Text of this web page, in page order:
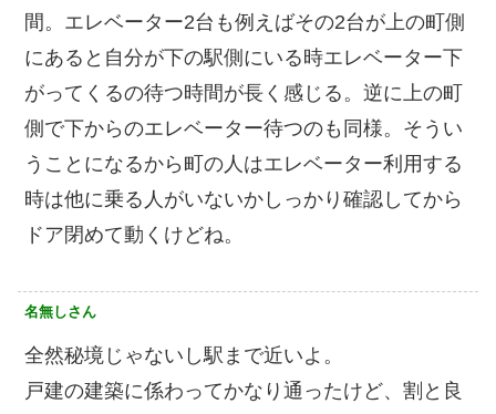
間。エレベーター2台も例えばその2台が上の町側
にあると自分が下の駅側にいる時エレベーター下
がってくるの待つ時間が長く感じる。逆に上の町
側で下からのエレベーター待つのも同様。そうい
うことになるから町の人はエレベーター利用する
時は他に乗る人がいないかしっかり確認してから
ドア閉めて動くけどね。
名無しさん
全然秘境じゃないし駅まで近いよ。
戸建の建築に係わってかなり通ったけど、割と良